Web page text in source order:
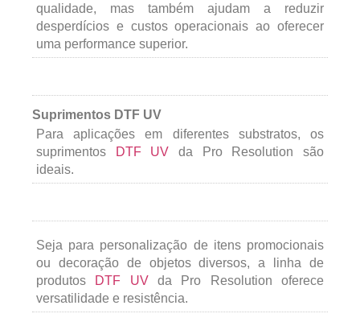
qualidade, mas também ajudam a reduzir
desperdícios e custos operacionais ao oferecer
uma performance superior.
Suprimentos DTF UV
Para aplicações em diferentes substratos, os
suprimentos
DTF UV da Pro Resolution são
ideais.
Seja para personalização de itens promocionais
ou decoração de objetos diversos, a linha de
produtos DTF UVda Pro Resolution oferece
versatilidade e resistência.